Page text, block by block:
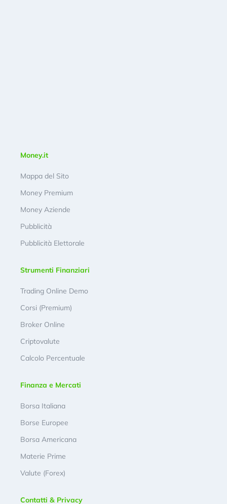
Money.it
Mappa del Sito
Money Premium
Money Aziende
Pubblicità
Pubblicità Elettorale
Strumenti Finanziari
Trading Online Demo
Corsi (Premium)
Broker Online
Criptovalute
Calcolo Percentuale
Finanza e Mercati
Borsa Italiana
Borse Europee
Borsa Americana
Materie Prime
Valute (Forex)
Contatti & Privacy